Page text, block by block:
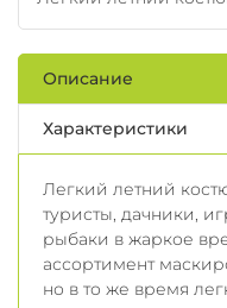
Описание
Характеристики
Легкий летний
туристы, дачники,
рыбаки в жаркое
ассортимент
но в то же время